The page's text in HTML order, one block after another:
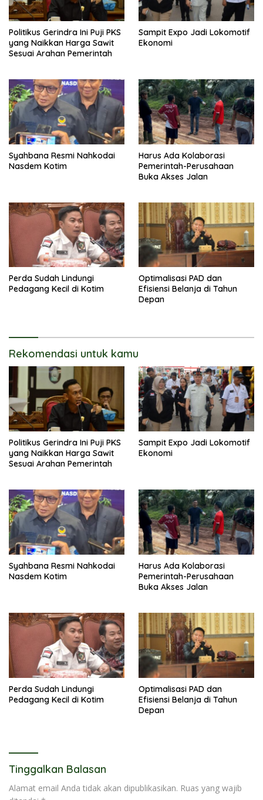
Politikus Gerindra Ini Puji PKS
yang Naikkan Harga Sawit
Sesuai Arahan Pemerintah
Sampit Expo Jadi Lokomotif
Ekonomi
Syahbana Resmi Nahkodai
Nasdem Kotim
Harus Ada Kolaborasi
Pemerintah-Perusahaan
Buka Akses Jalan
Perda Sudah Lindungi
Pedagang Kecil di Kotim
Optimalisasi PAD dan
Efisiensi Belanja di Tahun
Depan
Rekomendasi untuk kamu
Politikus Gerindra Ini Puji PKS
yang Naikkan Harga Sawit
Sesuai Arahan Pemerintah
Sampit Expo Jadi Lokomotif
Ekonomi
Syahbana Resmi Nahkodai
Nasdem Kotim
Harus Ada Kolaborasi
Pemerintah-Perusahaan
Buka Akses Jalan
Perda Sudah Lindungi
Pedagang Kecil di Kotim
Optimalisasi PAD dan
Efisiensi Belanja di Tahun
Depan
Tinggalkan Balasan
Alamat email Anda tidak akan dipublikasikan. Ruas yang wajib